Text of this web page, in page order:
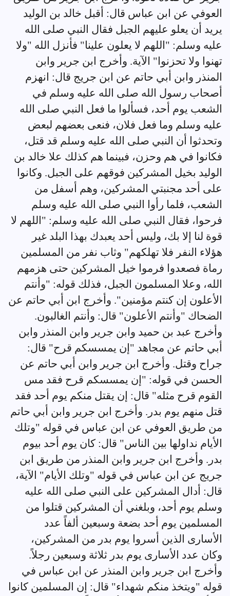
العوفي عن ابن عباس قال: أقبل خالد بن الوليد
يريد أن يعلو عليهم الجبل فقال النبي صلى الله
عليه وسلم: "اللهم لا يعلون علينا" فأنزل الله "ولا
تهنوا ولا تحزنوا" الآية. وأخرج ابن جرير وابن
المنذر وابن أبي حاتم عن ابن جريج قال: انهزم
أصحاب رسول الله صلى الله عليه وسلم في
الشعب يوم أحد، فسألوا ما فعل النبي صلى الله
عليه وسلم وما فعل فلان، فنعى بعضهم لبعض
وتحدثوا أن النبي صلى الله عليه وسلم قد قتل،
فكانوا في هم وحزن، فبينما هم كذلك علا خالد بن
الوليد بخيل المشركين فوقهم على الجبل. وكانوا
على أحد مجنبتي المشركين، وهم أسفل من
الشعب، فلما رأوا النبي صلى الله عليه وسلم
فرحوا، فقال النبي صلى الله عليه وسلم: "اللهم لا
قوة لنا إلا بك، وليس أحد يعبدك بهذا البلد غير
هؤلاء النفر فلا تهلكهم" وثاب نفر من المسلمين
رماة فصعدوا فرموا خيل المشركين حتى هزمهم
الله، وعلا المسلمون الجبل، فذلك قوله: "وأنتم
الأعلون إن كنتم مؤمنين". وأخرج ابن أبي حاتم عن
الضحاك "وأنتم الأعلون" قال: وأنتم الغالبون.
وأخرج عبد بن حميد وابن جرير وابن المنذر وابن
أبي حاتم عن مجاهد "إن يمسسكم قرح" قال:
جراح وقتل. وأخرج ابن جرير وابن أبي حاتم عن
الحسن في قوله: "إن يمسسكم قرح فقد مس
القوم قرح مثله" قال: إن يقتل منكم يوم أحد فقد
قتل منهم يوم بدر. وأخرج ابن جرير وابن أبي حاتم
من طريق العوفي عن ابن عباس في قوله "وتلك
الأيام نداولها بين الناس" قال: كان يوم أحد بيوم
بدر. وأخرج ابن جرير وابن المنذر من طريق ابن
جريج عن ابن عباس في قوله "وتلك الأيام" الآية،
قال: أدال المشركين على النبي صلى الله عليه
وسلم يوم أحد، وبلغني أن المشركين قتلوا من
المسلمين يوم أحد بضعة وسبعين ألفاً عدد
الأسارى الذين أسروا يوم بدر من المشركين،
وكان عدد الأسارى يوم بدر ثلاثة وسبعين رجلاً.
وأخرج ابن جرير وابن المنذر عن ابن عباس في
قوله "ويتخذ منكم شهداء" قال: إن المسلمين كانوا